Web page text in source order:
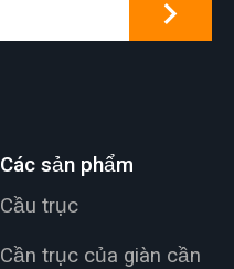
Các sản phẩm
Cầu trục
Cần trục của giàn cần